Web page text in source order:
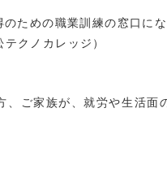
ための職業訓練の窓口にな
クノカレッジ）
ご家族が、就労や生活面